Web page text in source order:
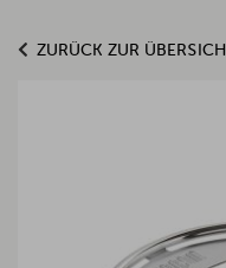
ZURÜCK ZUR ÜBERSICHT